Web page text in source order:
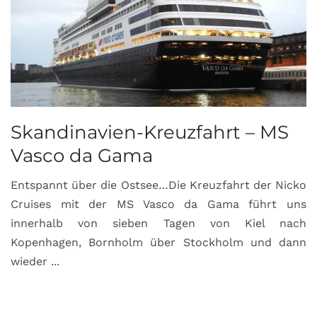
Skandinavien-Kreuzfahrt – MS
Vasco da Gama
Entspannt über die Ostsee…Die Kreuzfahrt der Nicko
Cruises mit der MS Vasco da Gama führt uns
innerhalb von sieben Tagen von Kiel nach
Kopenhagen, Bornholm über Stockholm und dann
wieder ...